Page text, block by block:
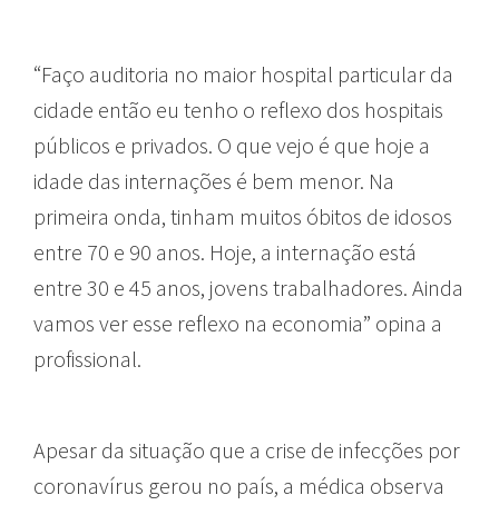
“Faço auditoria no maior hospital particular da
cidade então eu tenho o reflexo dos hospitais
públicos e privados. O que vejo é que hoje a
idade das internações é bem menor. Na
primeira onda, tinham muitos óbitos de idosos
entre 70 e 90 anos. Hoje, a internação está
entre 30 e 45 anos, jovens trabalhadores. Ainda
vamos ver esse reflexo na economia” opina a
profissional.
Apesar da situação que a crise de infecções por
coronavírus gerou no país, a médica observa